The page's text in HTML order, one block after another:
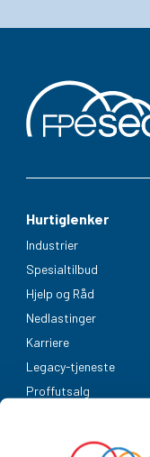
Hurtiglenker
Industrier
Spesialtilbud
Hjelp og Råd
Nedlastinger
Karriere
Legacy-tjeneste
Proffutsalg